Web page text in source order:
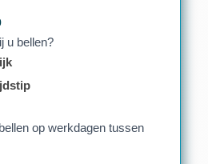
u bellen?
op werkdagen tussen